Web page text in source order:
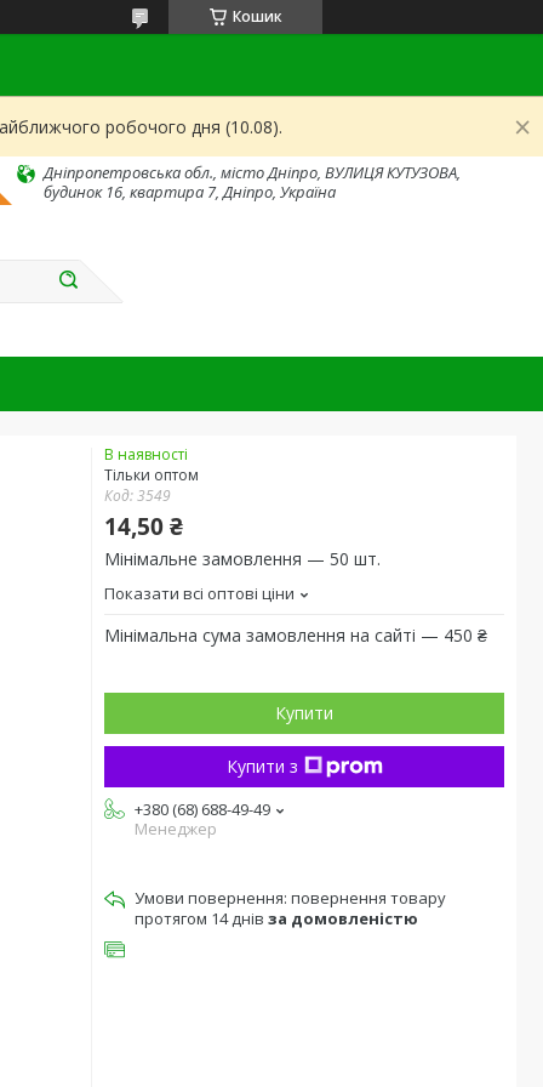
Кошик
робочого дня (10.08).
Дніпропетровська обл., місто Дніпро, ВУЛИЦЯ КУТУЗОВА,
будинок 16, квартира 7, Дніпро, Україна
В наявності
Тільки оптом
Код:3549
14,50 ₴
Мінімальне замовлення — 50 шт.
Показати всі оптові ціни
Мінімальна сума замовлення на сайті — 450 ₴
Купити
Купити з
+380 (68) 688-49-49
Менеджер
повернення товару
протягом 14 днів за домовленістю